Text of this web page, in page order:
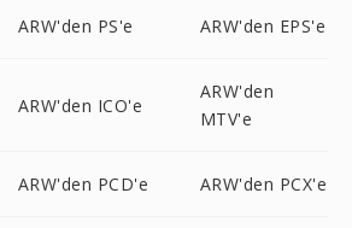
ARW'den PS'e ARW'den EPS'e
ARW'den ICO'e
ARW'den
MTV'e
ARW'den PCD'e ARW'den PCX'e